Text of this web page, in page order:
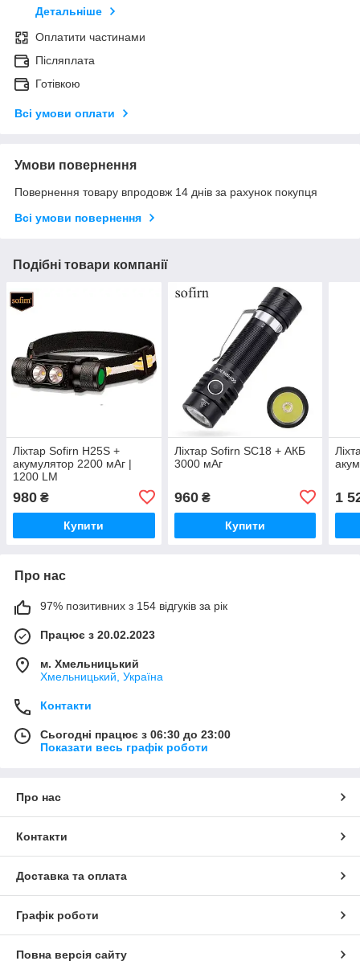
Детальніше
Оплатити частинами
Післяплата
Готівкою
Всі умови оплати
Умови повернення
Повернення товару впродовж 14 днів за рахунок покупця
Всі умови повернення
Подібні товари компанії
Ліхтар Sofirn H25S +
акумулятор 2200 мАг |
1200 LM
980 ₴
Купити
Ліхтар Sofirn SC18 + АКБ
3000 мАг
960₴
Купити
1
Про нас
97% позитивних з 154 відгуків за рік
Працює з 20.02.2023
м. Хмельницький
Хмельницький, Україна
Контакти
Сьогодні працює з 06:30 до 23:00
Показати весь графік роботи
Про нас
Контакти
Доставка та оплата
Графік роботи
Повна версія сайту